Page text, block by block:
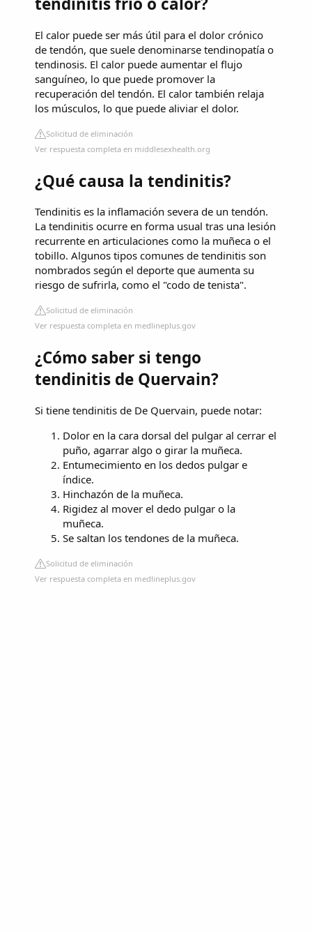
El calor puede ser más útil para el dolor crónico
de tendón, que suele denominarse tendinopatía o
tendinosis. El calor puede aumentar el flujo
sanguíneo, lo que puede promover la
recuperación del tendón. El calor también relaja
los músculos, lo que puede aliviar el dolor.
Solicitud de eliminación
Ver respuesta completa en middlesexhealth.org
¿Qué causa la tendinitis?
Tendinitis es la inflamación severa de un tendón.
La tendinitis ocurre en forma usual tras una lesión
recurrente en articulaciones como la muñeca o el
tobillo. Algunos tipos comunes de tendinitis son
nombrados según el deporte que aumenta su
riesgo de sufrirla, como el "codo de tenista".
Solicitud de eliminación
Ver respuesta completa en medlineplus.gov
¿Cómo saber si tengo
tendinitis de Quervain?
Si tiene tendinitis de De Quervain, puede notar:
Dolor en la cara dorsal del pulgar al cerrar el
puño, agarrar algo o girar la muñeca.
Entumecimiento en los dedos pulgar e
índice.
Hinchazón de la muñeca.
Rigidez al mover el dedo pulgar o la
muñeca.
Se saltan los tendones de la muñeca.
Solicitud de eliminación
Ver respuesta completa en medlineplus.gov